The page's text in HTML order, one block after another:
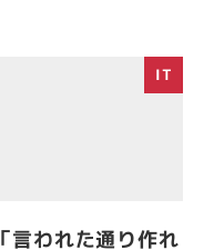
IT
「言われた通り作れ